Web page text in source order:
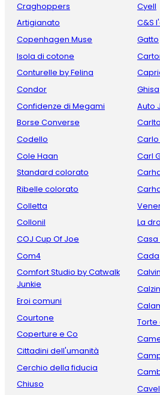
Craghoppers
Artigianato
Copenhagen Muse
Isola di cotone
Conturelle by Felina
Condor
Confidenze di Megami
Borse Converse
Codello
Cole Haan
Standard colorato
Ribelle colorato
Colletta
Collonil
COJ Cup Of Joe
Com4
Comfort Studio by Catwalk
Junkie
Eroi comuni
Courtone
Coperture e Co
Cittadini dell'umanità
Cerchio della fiducia
Chiuso
Cyell
C&S
Gatto
Ghisa
Auto
Carlo
Carl
La
Casa
Cada
Torte